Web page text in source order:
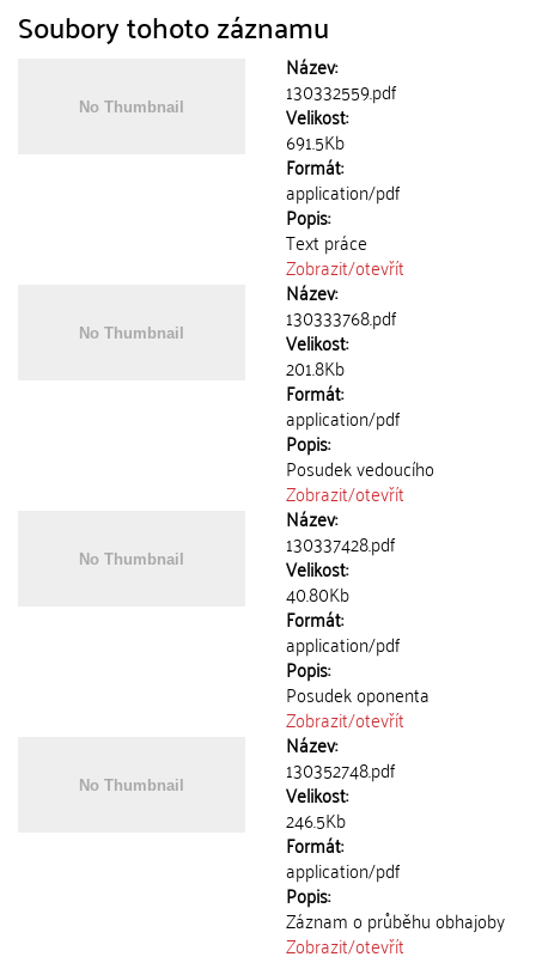
Soubory tohoto záznamu
Název:
130332559.pdf
Velikost:
691.5Kb
Formát:
application/pdf
Popis:
Text práce
Zobrazit/otevřít
Název:
130333768.pdf
Velikost:
201.8Kb
Formát:
application/pdf
Popis:
Posudek vedoucího
Zobrazit/otevřít
Název:
130337428.pdf
Velikost:
40.80Kb
Formát:
application/pdf
Popis:
Posudek oponenta
Zobrazit/otevřít
Název:
130352748.pdf
Velikost:
246.5Kb
Formát:
application/pdf
Popis:
Záznam o průběhu obhajoby
Zobrazit/otevřít